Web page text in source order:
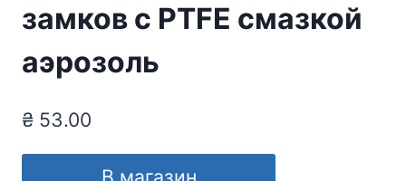
замков с PTFE смазкой
аэрозоль
₴ 53.00